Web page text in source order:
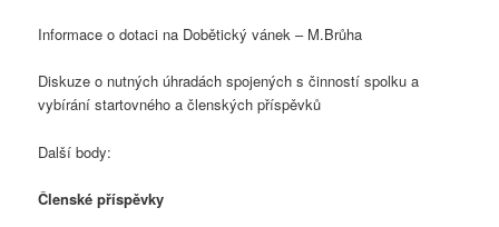
Informace o dotaci na Dobětický vánek – M.Brůha
Diskuze o nutných úhradách spojených s činností spolku a
vybírání startovného a členských příspěvků
Další body:
Členské příspěvky